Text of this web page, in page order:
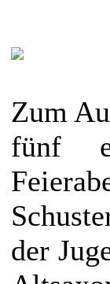
Zum
fünf
der